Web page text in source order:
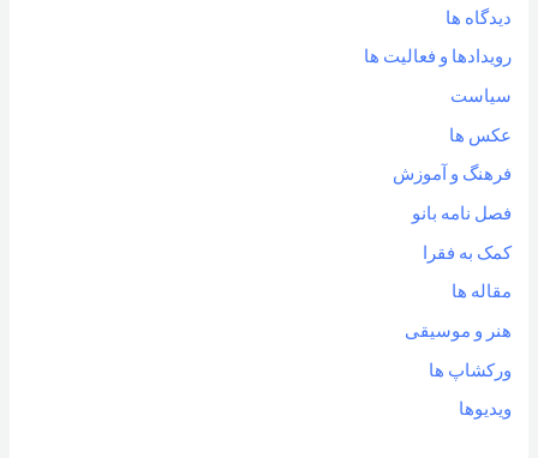
دیدگاه ها
رویدادها و فعالیت ها
سیاست
عکس ها
فرهنگ و آموزش
فصل نامه بانو
کمک به فقرا
مقاله ها
هنر و موسیقی
ورکشاپ ها
ویدیوها